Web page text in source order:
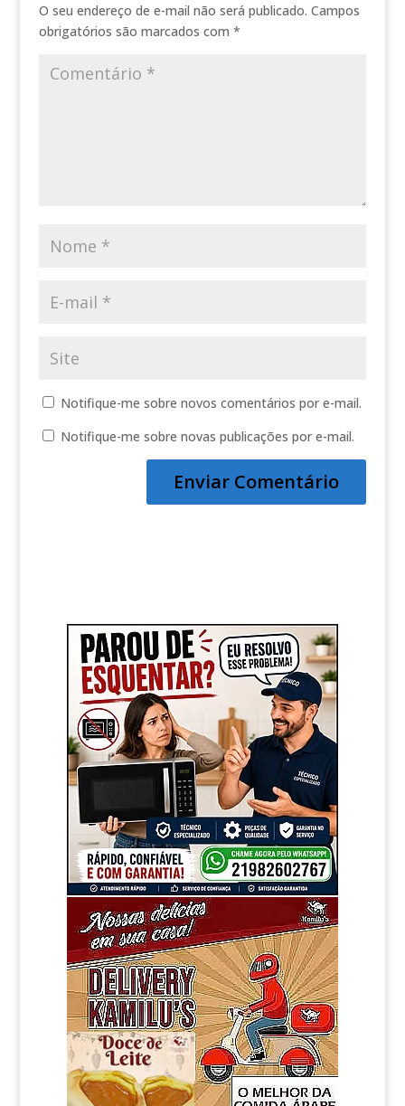
O seu endereço de e-mail não será publicado. Campos
obrigatórios são marcados com *
Notifique-me sobre novos comentários por e-mail.
Notifique-me sobre novas publicações por e-mail.